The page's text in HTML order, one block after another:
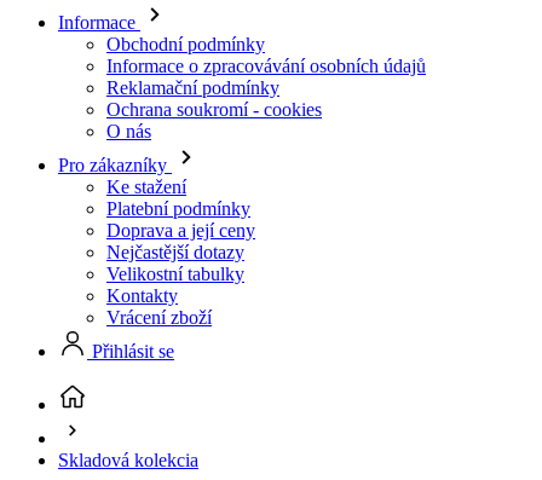
Informace
Obchodní podmínky
Informace o zpracovávání osobních údajů
Reklamační podmínky
Ochrana soukromí - cookies
O nás
Pro zákazníky
Ke stažení
Platební podmínky
Doprava a její ceny
Nejčastější dotazy
Velikostní tabulky
Kontakty
Vrácení zboží
Přihlásit se
Skladová kolekcia